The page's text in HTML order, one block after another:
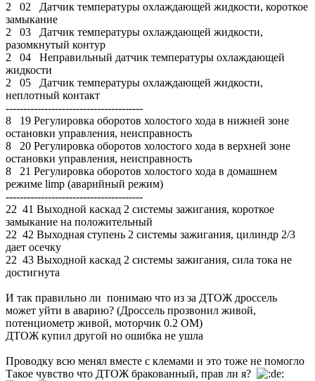
2 02 Датчик температуры охлаждающей жидкости, короткое
замыкание
2 03 Датчик температуры охлаждающей жидкости,
разомкнутый контур
2 04 Неправильный датчик температуры охлаждающей
жидкости
2 05 Датчик температуры охлаждающей жидкости,
неплотный контакт
---------------------------------------
8 19 Регулировка оборотов холостого хода в нижней зоне
остановки управления, неисправность
8 20 Регулировка оборотов холостого хода в верхней зоне
остановки управления, неисправность
8 21 Регулировка оборотов холостого хода в домашнем
режиме limp (аварийный режим)
---------------------------------------
22 41 Выходной каскад 2 системы зажигания, короткое
замыкание на положительный
22 42 Выходная ступень 2 системы зажигания, цилиндр 2/3
дает осечку
22 43 Выходной каскад 2 системы зажигания, сила тока не
достигнута
И так правильно ли понимаю что из за ДТОЖ дроссель
может уйти в аварию? (Дроссель прозвонил живой,
потенциометр живой, моторчик 0.2 ОМ)
ДТОЖ купил другой но ошибка не ушла
Проводку всю менял вместе с клемами и это тоже не помогло
Такое чувство что ДТОЖ бракованный, прав ли я?